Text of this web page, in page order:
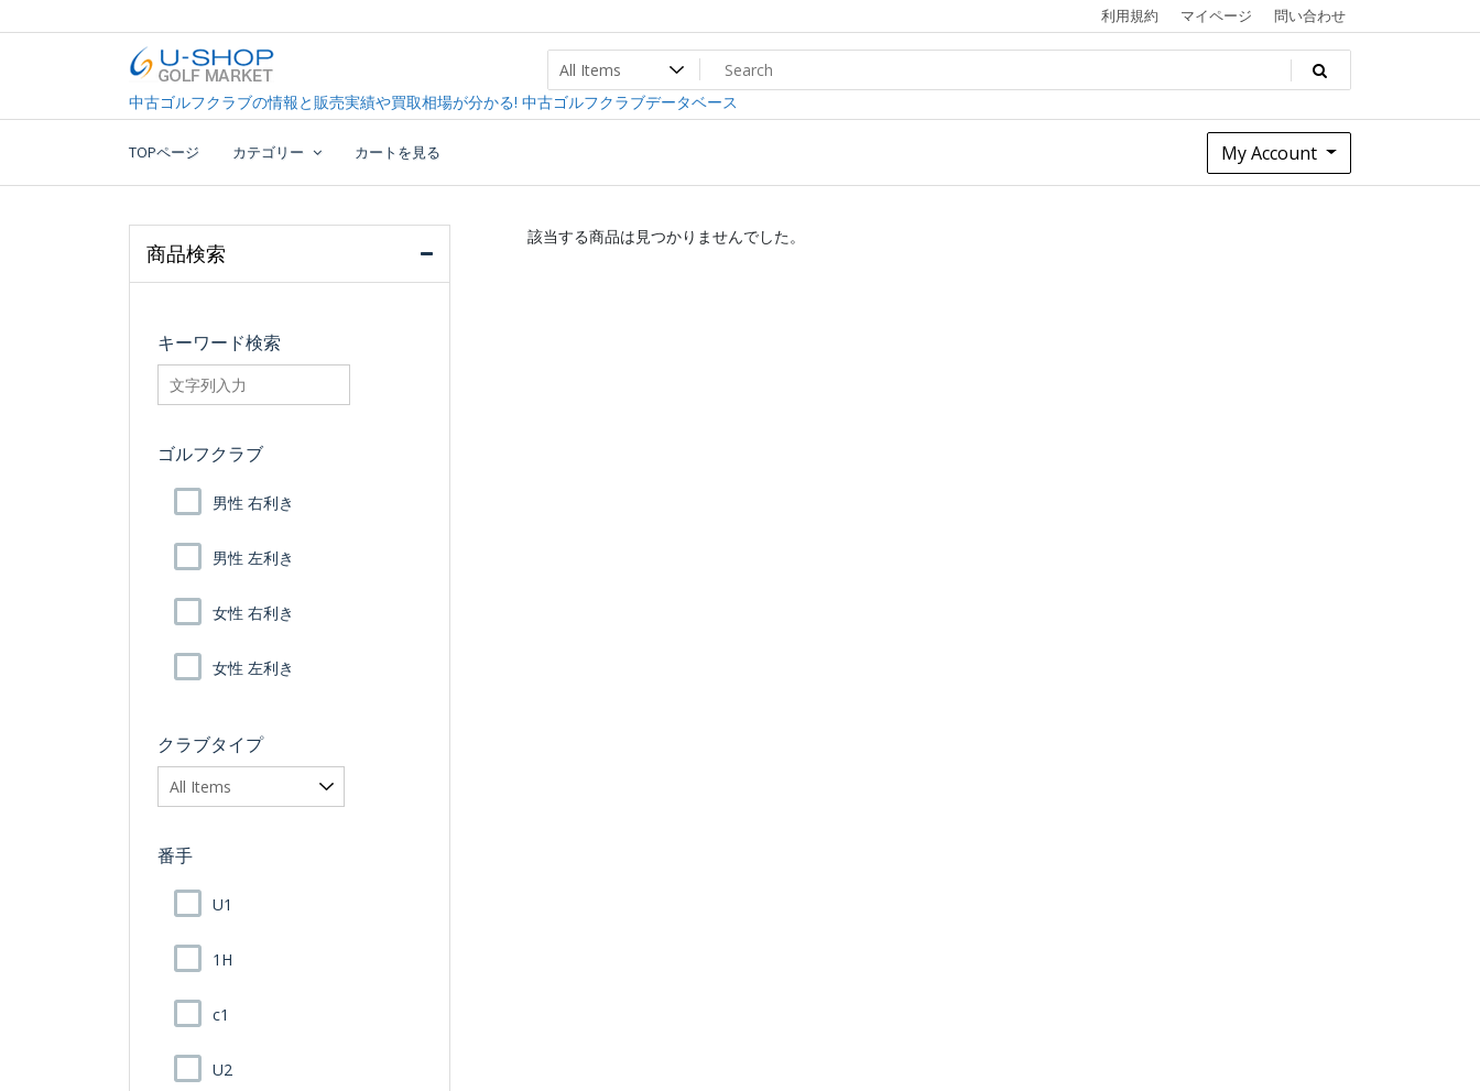
to
利用規約 マイページ 問い合わせ
U-SHOP Golf Market dev
中古ゴルフクラブ最大級！U-SHOPゴルフマーケット
中古ゴルフクラブの情報と販売実績や買取相場が分かる! 中古ゴルフクラブデータベース
TOPページ カテゴリー カートを見る My Account
該当する商品は見つかりませんでした。
商品検索
キーワード検索
searchfilter_pro
ゴルフクラブ
男性 右利き
男性 左利き
女性 右利き
女性 左利き
クラブタイプ
番手
U1
1H
c1
U2